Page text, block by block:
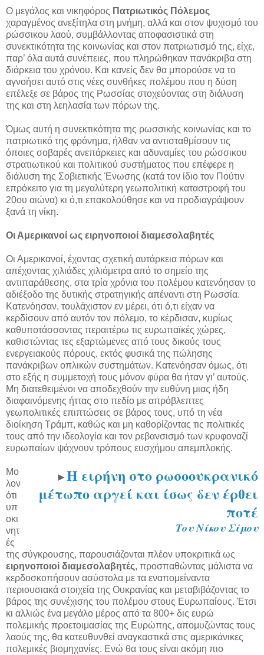
Ο μεγάλος και νικηφόρος Πατριωτικός Πόλεμος
χαραγμένος ανεξίτηλα στη μνήμη, αλλά και στον ψυχισμό του
ρώσσικου λαού, συμβάλλοντας αποφασιστικά στη
συνεκτικότητα της κοινωνίας και στον πατριωτισμό της, είχε,
παρ’ όλα αυτά συνέπειες, που πληρώθηκαν πανάκριβα στη
διάρκεια του χρόνου. Και κανείς δεν θα μπορούσε να το
αγνοήσει αυτό στις νέες συνθήκες πολέμου που η δύση
επέλεξε σε βάρος της Ρωσσίας στοχεύοντας στη διάλυση
της και στη λεηλασία των πόρων της.
Όμως αυτή η συνεκτικότητα της ρωσσικής κοινωνίας και το
πατριωτικό της φρόνημα, ήλθαν να αντισταθμίσουν τις
όποιες σοβαρές ανεπάρκειες και αδυναμίες του ρώσσικου
στρατιωτικού και πολιτικού συστήματος που επέφερε η
διάλυση της Σοβιετικής Ένωσης (κατά τον ίδιο τον Πούτιν
επρόκειτο για τη μεγαλύτερη γεωπολιτική καταστροφή του
20ου αιώνα) κι ό,τι επακολούθησε και να προδιαγράψουν
ξανά τη νίκη.
Οι Αμερικανοί ως ειρηνοποιοί διαμεσολαβητές
Οι Αμερικανοί, έχοντας σχετική αυτάρκεια πόρων και
απέχοντας χιλιάδες χιλιόμετρα από το σημείο της
αντιπαράθεσης, στα τρία χρόνια του πολέμου κατενόησαν το
αδιέξοδο της δυτικής στρατηγικής απέναντι στη Ρωσσία.
Κατενόησαν, τουλάχιστον εν μέρει, ότι ό,τι είχαν να
κερδίσουν από αυτόν τον πόλεμο, το κέρδισαν, κυρίως
καθυποτάσσοντας περαιτέρω τις ευρωπαϊκές χώρες,
καθιστώντας τες εξαρτώμενες από τους δικούς τους
ενεργειακούς πόρους, εκτός φυσικά της πώλησης
πανάκριβων οπλικών συστημάτων. Κατενόησαν όμως, ότι
στο εξής η συμμετοχή τους μόνον φύρα θα ήταν γι’ αυτούς.
Μη διατεθειμένοι να αποδεχθούν την ευθύνη μιας ήδη
διαφαινόμενης ήττας στο πεδίο με απρόβλεπτες
γεωπολιτικές επιπτώσεις σε βάρος τους, υπό τη νέα
διοίκηση Τράμπ, καθώς και μη καθορίζοντας τις πολιτικές
τους από την ιδεολογία και τον ρεβανσισμό των κρυφοναζί
ευρωπαίων ψάχνουν τρόπους ευσχήμου απεμπλοκής.
►Η ειρήνη στο ρωσοουκρανικό
μέτωπο αργεί και ίσως δεν έρθει
ποτέ
Του Νίκου Σίμου
Μο
λον
ότι
υπ
οκι
νητ
ές
της σύγκρουσης, παρουσιάζονται πλέον υποκριτικά ως
ειρηνοποιοί διαμεσολαβητές, προσπαθώντας μάλιστα να
κερδοσκοπήσουν ασύστολα με τα εναπομείναντα
περιουσιακά στοιχεία της Ουκρανίας και μεταβιβάζοντας το
βάρος της συνέχισης του πολέμου στους Ευρωπαίους. Έτσι
κι αλλιώς ένα μεγάλο μέρος από τα 800+ δις ευρώ
πολεμικής προετοιμασίας της Ευρώπης, απομυζώντας τους
λαούς της, θα κατευθυνθεί αναγκαστικά στις αμερικάνικες
πολεμικές βιομηχανίες. Ενώ θα τους είναι ακόμη πιο